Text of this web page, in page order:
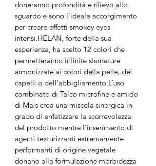
doneranno profondità e rilievo allo
sguardo e sono l’ideale accorgimento
per creare effetti smokey eyes
intensi.HELAN, forte della sua
esperienza, ha scelto 12 colori che
permetteranno infinite sfumature
armonizzate ai colori della pelle, dei
capelli o dell’abbigliamento.L’uso
combinato di Talco microfine e amido
di Mais crea una miscela sinergica in
grado di enfatizzare la scorrevolezza
del prodotto mentre l’inserimento di
agenti texturizzanti estremamente
performanti di origine vegetale
donano alla formulazione morbidezza